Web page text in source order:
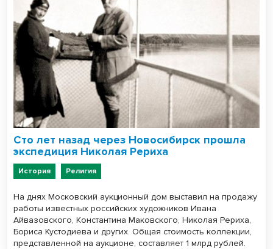
Сто лет назад через Новосибирск прошла
экспедиция Николая Рериха
История Религия
На днях Московский аукционный дом выставил на продажу
работы известных российских художников Ивана
Айвазовского, Константина Маковского, Николая Рериха,
Бориса Кустодиева и других. Общая стоимость коллекции,
представленной на аукционе, составляет 1 млрд рублей.